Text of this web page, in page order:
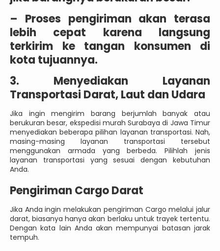
– Proses pengiriman akan terasa
lebih cepat karena langsung
terkirim ke tangan konsumen di
kota tujuannya.
3. Menyediakan Layanan
Transportasi Darat, Laut dan Udara
Jika ingin mengirim barang berjumlah banyak atau
berukuran besar, ekspedisi murah Surabaya di Jawa Timur
menyediakan beberapa pilihan layanan transportasi. Nah,
masing-masing layanan transportasi tersebut
menggunakan armada yang berbeda. Pilihlah jenis
layanan transportasi yang sesuai dengan kebutuhan
Anda.
Pengiriman Cargo Darat
Jika Anda ingin melakukan pengiriman Cargo melalui jalur
darat, biasanya hanya akan berlaku untuk trayek tertentu.
Dengan kata lain Anda akan mempunyai batasan jarak
tempuh.